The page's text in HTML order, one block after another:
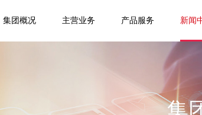
集团概况 主营业务 产品服务 新闻
集